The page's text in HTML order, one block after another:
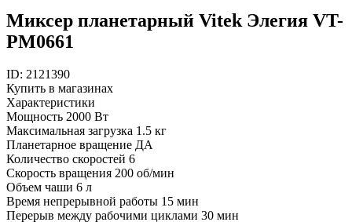
Миксер планетарный Vitek Элегия VT-
PM0661
ID: 2121390
Купить в магазинах
Характеристики
Мощность 2000 Вт
Максимальная загрузка 1.5 кг
Планетарное вращение ДА
Количество скоростей 6
Скорость вращения 200 об/мин
Объем чаши 6 л
Время непрерывной работы 15 мин
Перерыв между рабочими циклами 30 мин